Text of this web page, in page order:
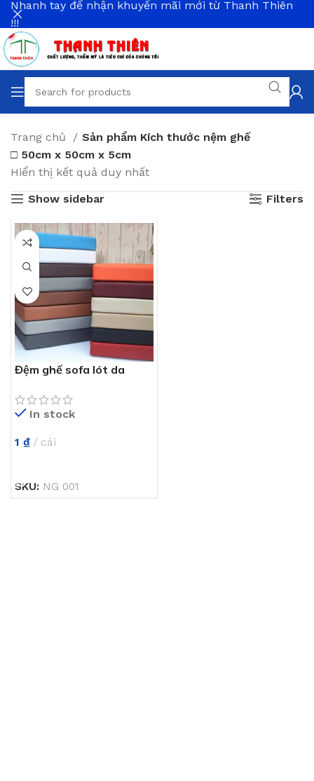
Trang chủ
Sản phẩm Kích thước nệm ghế
□ 50cm x 50cm x 5cm
Hiển thị kết quả duy nhất
Show sidebar
Filters
Đệm ghế sofa lót da
In stock
1 ₫ cái
SKU: NG 001
Nhanh tay để nhận khuyến mãi mới từ Thanh Thiên
!!!